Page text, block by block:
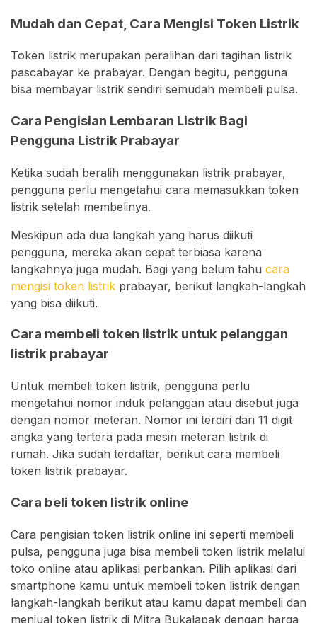
Mudah dan Cepat, Cara Mengisi Token Listrik
Token listrik merupakan peralihan dari tagihan listrik
pascabayar ke prabayar. Dengan begitu, pengguna
bisa membayar listrik sendiri semudah membeli pulsa.
Cara Pengisian Lembaran Listrik Bagi
Pengguna Listrik Prabayar
Ketika sudah beralih menggunakan listrik prabayar,
pengguna perlu mengetahui cara memasukkan token
listrik setelah membelinya.
Meskipun ada dua langkah yang harus diikuti
pengguna, mereka akan cepat terbiasa karena
langkahnya juga mudah. Bagi yang belum tahu cara
mengisi token listrik prabayar, berikut langkah-langkah
yang bisa diikuti.
Cara membeli token listrik untuk pelanggan
listrik prabayar
Untuk membeli token listrik, pengguna perlu
mengetahui nomor induk pelanggan atau disebut juga
dengan nomor meteran. Nomor ini terdiri dari 11 digit
angka yang tertera pada mesin meteran listrik di
rumah. Jika sudah terdaftar, berikut cara membeli
token listrik prabayar.
Cara beli token listrik online
Cara pengisian token listrik online ini seperti membeli
pulsa, pengguna juga bisa membeli token listrik melalui
toko online atau aplikasi perbankan. Pilih aplikasi dari
smartphone kamu untuk membeli token listrik dengan
langkah-langkah berikut atau kamu dapat membeli dan
menjual token listrik di Mitra Bukalapak dengan harga